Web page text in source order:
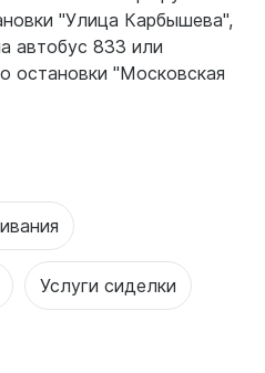
"Улица Карбышева",
автобус 833 или
остановки "Московская
Услуги сиделки